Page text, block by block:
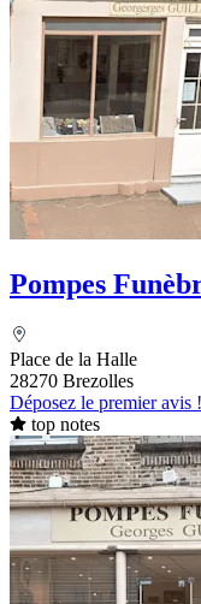
Pompes
Place de la Halle
28270 Brezolles
Déposez le premier avis !
top notes